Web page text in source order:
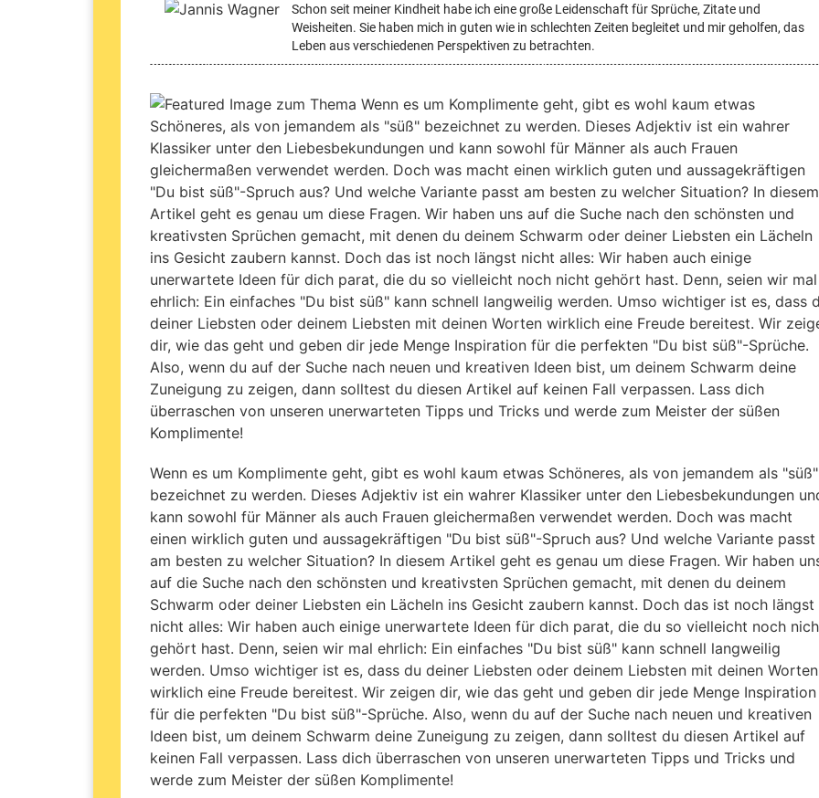
Schon seit meiner Kindheit habe ich eine große Leidenschaft für Sprüche, Zitate und
Weisheiten. Sie haben mich in guten wie in schlechten Zeiten begleitet und mir geholfen, das
Leben aus verschiedenen Perspektiven zu betrachten.
Wenn es um Komplimente geht, gibt es wohl kaum etwas Schöneres, als von jemandem als "süß"
bezeichnet zu werden. Dieses Adjektiv ist ein wahrer Klassiker unter den Liebesbekundungen
kann sowohl für Männer als auch Frauen gleichermaßen verwendet werden. Doch was macht
einen wirklich guten und aussagekräftigen "Du bist süß"-Spruch aus? Und welche Variante passt
am besten zu welcher Situation? In diesem Artikel geht es genau um diese Fragen. Wir haben
auf die Suche nach den schönsten und kreativsten Sprüchen gemacht, mit denen du deinem
Schwarm oder deiner Liebsten ein Lächeln ins Gesicht zaubern kannst. Doch das ist noch längst
nicht alles: Wir haben auch einige unerwartete Ideen für dich parat, die du so vielleicht noch
gehört hast. Denn, seien wir mal ehrlich: Ein einfaches "Du bist süß" kann schnell langweilig
werden. Umso wichtiger ist es, dass du deiner Liebsten oder deinem Liebsten mit deinen Worten
wirklich eine Freude bereitest. Wir zeigen dir, wie das geht und geben dir jede Menge Inspiration
für die perfekten "Du bist süß"-Sprüche. Also, wenn du auf der Suche nach neuen und kreativen
Ideen bist, um deinem Schwarm deine Zuneigung zu zeigen, dann solltest du diesen Artikel auf
keinen Fall verpassen. Lass dich überraschen von unseren unerwarteten Tipps und Tricks und
werde zum Meister der süßen Komplimente!